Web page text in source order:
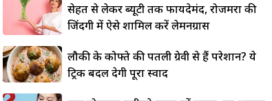
सेहत से लेकर ब्यूटी तक फायदेमंद, रोजमर्रा की
जिंदगी में ऐसे शामिल करें लेमनग्रास
लौकी के कोफ्ते की पतली ग्रेवी से हैं परेशान? ये
ट्रिक बदल देगी पूरा स्वाद